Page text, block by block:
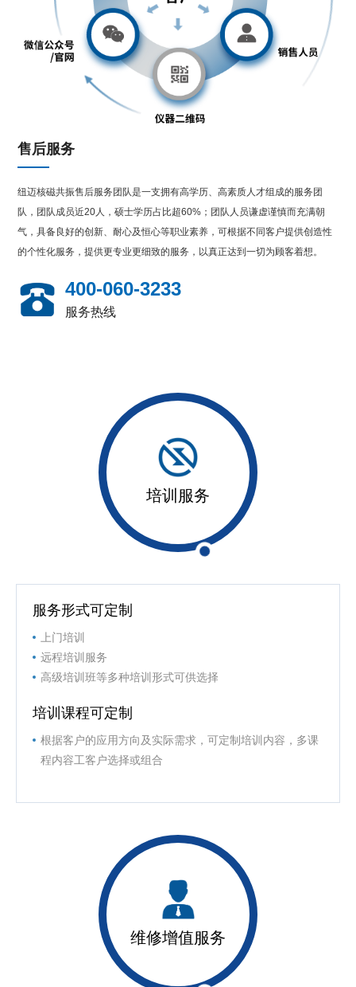
售后服务
纽迈核磁共振售后服务团队是一支拥有高学历、高素质人才组成的服务团
队，团队成员近20人，硕士学历占比超60%；团队人员谦虚谨慎而充满朝
气，具备良好的创新、耐心及恒心等职业素养，可根据不同客户提供创造性
的个性化服务，提供更专业更细致的服务，以真正达到一切为顾客着想。
400-060-3233
服务热线
培训服务
服务形式可定制
上门培训
远程培训服务
高级培训班等多种培训形式可供选择
培训课程可定制
根据客户的应用方向及实际需求，可定制培训内容，多课
程内容工客户选择或组合
维修增值服务